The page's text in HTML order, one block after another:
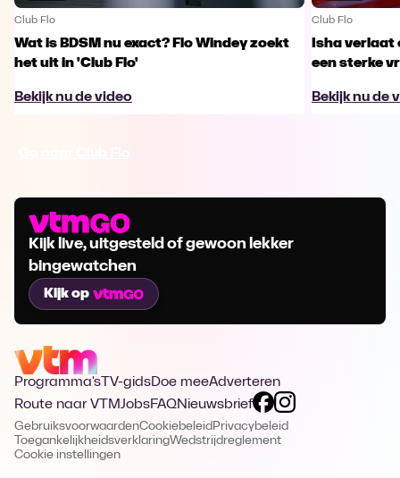
Club Flo
Wat is BDSM nu exact? Flo Windey zoekt
het uit in 'Club Flo'
Bekijk nu de video
Club Flo
Isha verlaat
een sterke
Bekijk nu de
Kijk live, uitgesteld of gewoon lekker
bingewatchen
Kijk op
Programma's TV-gidsDoe meeAdverteren
Route naar VTMJobsFAQNieuwsbrief
GebruiksvoorwaardenCookiebeleid Privacybeleid
ToegankelijkheidsverklaringWedstrijdreglement
Cookie instellingen